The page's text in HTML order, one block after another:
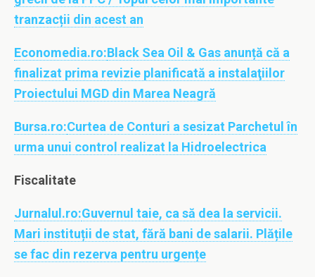
tranzacții din acest an
Economedia.ro:Black Sea Oil & Gas anunță că a
finalizat prima revizie planificată a instalaţiilor
Proiectului MGD din Marea Neagră
Bursa.ro:Curtea de Conturi a sesizat Parchetul în
urma unui control realizat la Hidroelectrica
Fiscalitate
Jurnalul.ro:Guvernul taie, ca să dea la servicii.
Mari instituții de stat, fără bani de salarii. Plățile
se fac din rezerva pentru urgențe